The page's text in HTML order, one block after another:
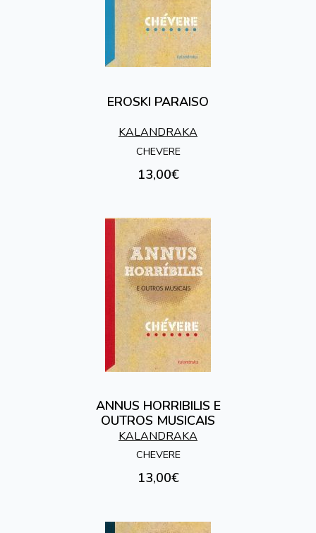
EROSKI PARAISO
KALANDRAKA
CHEVERE
13,00€
ANNUS HORRIBILIS E
OUTROS MUSICAIS
KALANDRAKA
CHEVERE
13,00€